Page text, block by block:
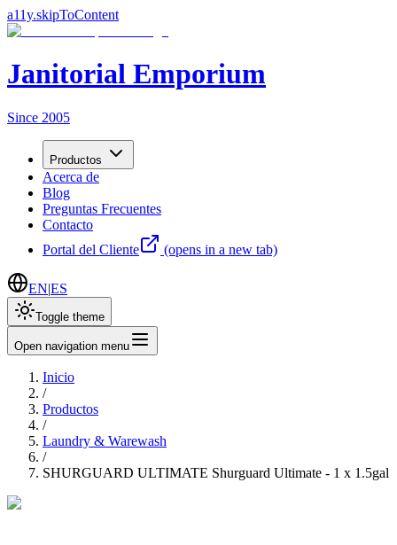
a11y.skipToContent
Janitorial Emporium
Since 2005
Productos
Acerca de
Blog
Preguntas Frecuentes
Contacto
Portal del Cliente
(opens in a new tab)
EN|ES
Toggle theme
Open navigation menu
Inicio
/
Productos
/
Laundry & Warewash
/
SHURGUARD ULTIMATE Shurguard Ultimate - 1 x 1.5gal